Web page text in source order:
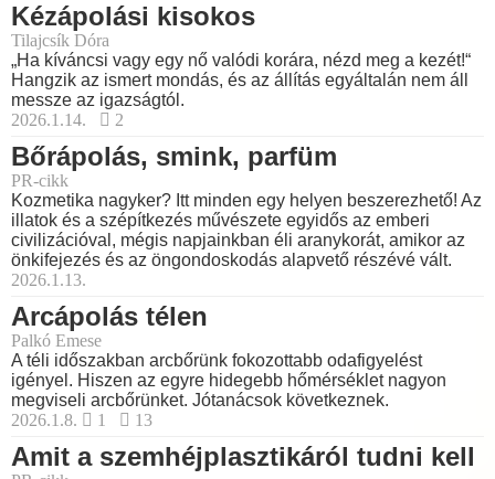
Kézápolási kisokos
Tilajcsík Dóra
„Ha kíváncsi vagy egy nő valódi korára, nézd meg a kezét!“
Hangzik az ismert mondás, és az állítás egyáltalán nem áll
messze az igazságtól.
2026.1.14.
2
Bőrápolás, smink, parfüm
PR-cikk
Kozmetika nagyker? Itt minden egy helyen beszerezhető! Az
illatok és a szépítkezés művészete egyidős az emberi
civilizációval, mégis napjainkban éli aranykorát, amikor az
önkifejezés és az öngondoskodás alapvető részévé vált.
2026.1.13.
Arcápolás télen
Palkó Emese
A téli időszakban arcbőrünk fokozottabb odafigyelést
igényel. Hiszen az egyre hidegebb hőmérséklet nagyon
megviseli arcbőrünket. Jótanácsok következnek.
2026.1.8.
1 13
Amit a szemhéjplasztikáról tudni kell